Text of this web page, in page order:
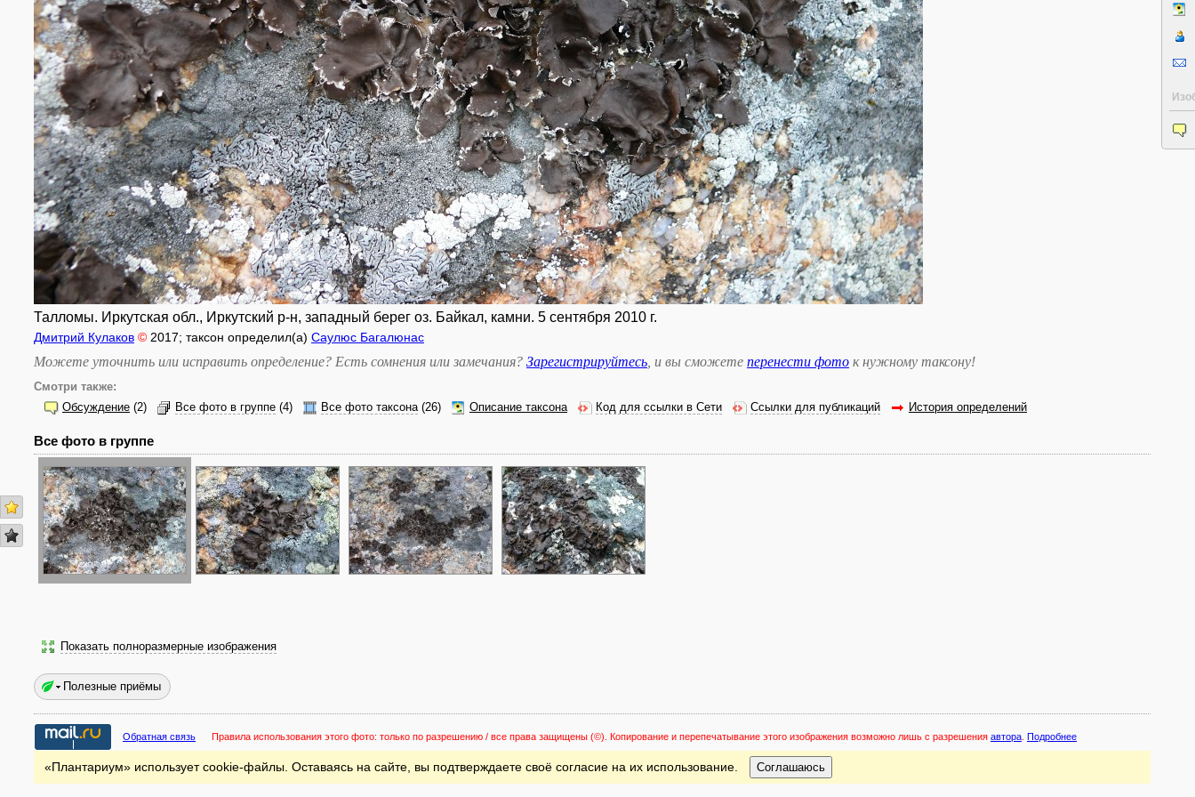
Талломы. Иркутская обл., Иркутский р-н, западный берег оз. Байкал, камни. 5 сентября 2010 г.
Дмитрий Кулаков © 2017; таксон определил(а) Саулюс Багалюнас
Можете уточнить или исправить определение? Есть сомнения или замечания? Зарегистрируйтесь , и вы сможете перенести фото к нужному таксону!
Смотри также:
Обсуждение (2) Все фото в группе (4) Все фото таксона(26) Описание таксона Код для ссылки в Сети Ссылки для публикаций История определений
Все фото в группе
Показать полноразмерные изображения
Полезные приёмы
Обратная связь Правила использования этого фото: только по разрешению / все права защищены (©). Копирование и перепечатывание этого изображения возможно лишь с разрешения автора Подробнее
«Плантариум» использует cookie-файлы. Оставаясь на сайте, вы подтверждаете своё согласие на их использование. Соглашаюсь